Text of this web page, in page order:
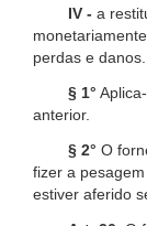
IV - a
perdas e danos.
§ 1°
anterior.
§ 2° O
fizer a
estiver aferido